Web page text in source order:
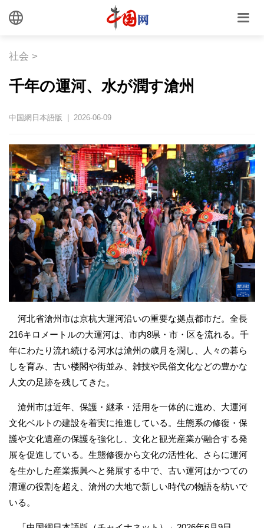
社会 >
千年の運河、水が潤す滄州
中国網日本語版 | 2026-06-09
河北省滄州市は京杭大運河沿いの重要な拠点都市だ。全長
216キロメートルの大運河は、市内8県・市・区を流れる。千
年にわたり流れ続ける河水は滄州の歳月を潤し、人々の暮ら
しを育み、古い楼閣や街並み、雑技や民俗文化などの豊かな
人文の足跡を残してきた。
滄州市は近年、保護・継承・活用を一体的に進め、大運河
文化ベルトの建設を着実に推進している。生態系の修復・保
護や文化遺産の保護を強化し、文化と観光産業が融合する発
展を促進している。生態修復から文化の活性化、さらに運河
を生かした産業振興へと発展する中で、古い運河はかつての
漕運の役割を超え、滄州の大地で新しい時代の物語を紡いで
いる。